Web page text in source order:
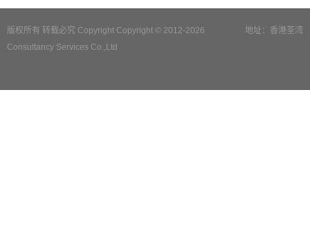
地址：香港荃湾
版权所有 转载必究 Copyright Copyright © 2012-2026
Consultancy Services Co.,Ltd